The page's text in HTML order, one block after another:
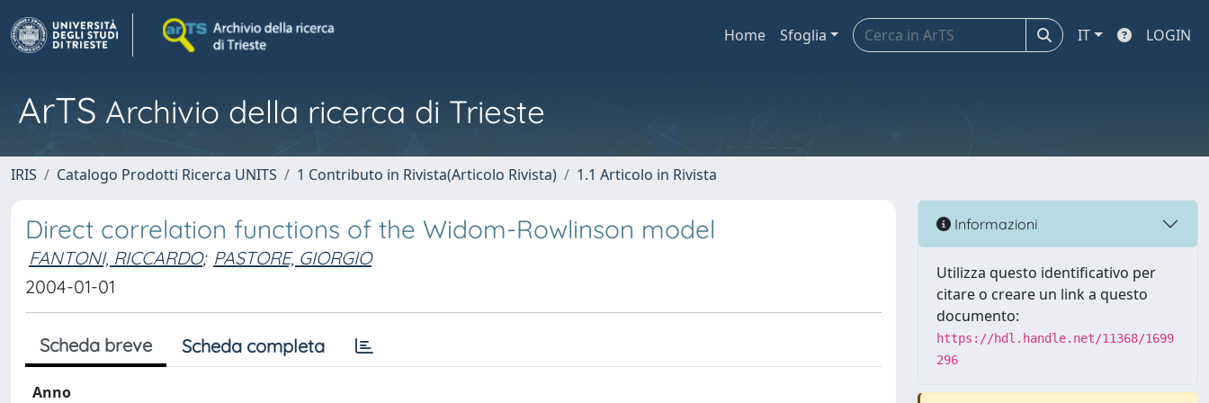
Home Sfoglia IT LOGIN
ArTS Archivio della ricerca di Trieste
IRIS Catalogo Prodotti Ricerca UNITS 1 Contributo in Rivista(Articolo Rivista) 1.1 Articolo in Rivista
Direct correlation functions of the Widom-Rowlinson model
FANTONI, RICCARDO; PASTORE, GIORGIO
2004-01-01
Scheda breve Scheda completa
Anno
Informazioni
Utilizza questo identificativo per
citare o creare un link a questo
documento:
https://hdl.handle.net/11368/1699
296